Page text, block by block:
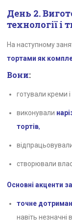
День 2.
технології і
На наступному
тортами як
Вони:
готували креми
виконували
тортів,
створювали
Основні акценти
точне
навіть